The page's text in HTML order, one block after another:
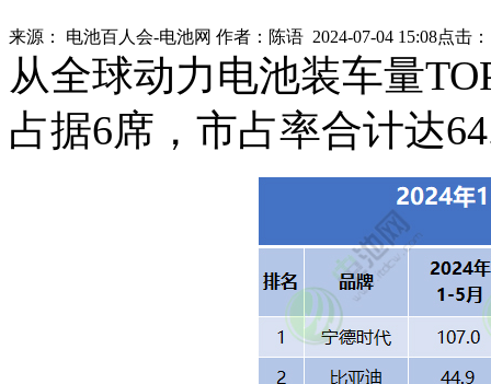
来源： 电池百人会-电池网 作者： 陈语 2024-07-04 15:08点击
从全球动力电池装车量
占据6席，市占率合计达